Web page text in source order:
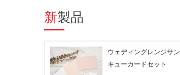
新製品
ウェディングレンジサン
キューカードセット